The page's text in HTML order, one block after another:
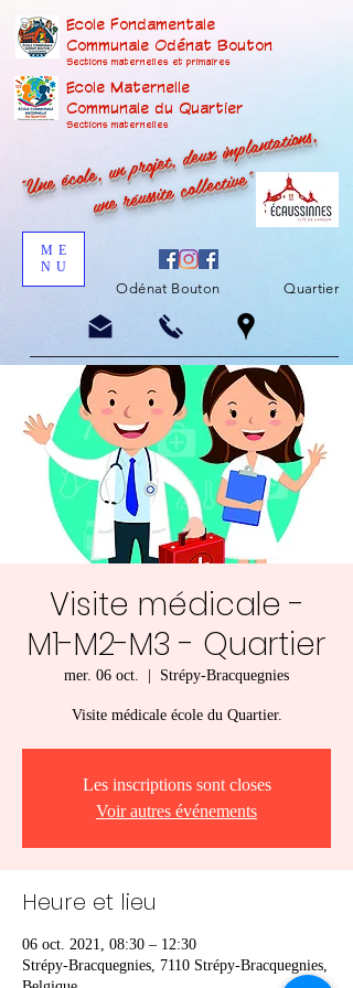
Ecole Fondamentale
Communale Odénat Bouton
Sections maternelles et primaires
Ecole Maternelle
Communale du Quartier
Sections maternelles
"Une école, un projet, deux implantations,
une réussite collective"
ME
NU
Odénat Bouton Quartier
Visite médicale -
M1-M2-M3 - Quartier
mer. 06 oct. Strépy-Bracquegnies
Visite médicale école du Quartier.
Les inscriptions sont closes
Voir autres événements
Heure et lieu
06 oct. 2021, 08:30 – 12:30
Strépy-Bracquegnies, 7110 Strépy-Bracquegnies,